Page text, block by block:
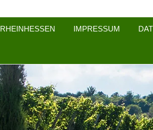
RHEINHESSEN IMPRESSUM